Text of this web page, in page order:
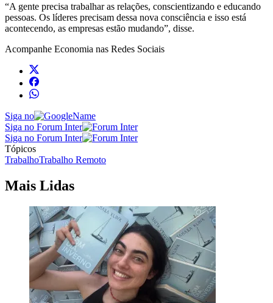
“A gente precisa trabalhar as relações, conscientizando e educando
pessoas. Os líderes precisam dessa nova consciência e isso está
acontecendo, as empresas estão mudando”, disse.
Acompanhe Economia nas Redes Sociais
Siga no
Siga no Forum Inter
Siga no Forum Inter
Tópicos
TrabalhoTrabalho Remoto
Mais Lidas